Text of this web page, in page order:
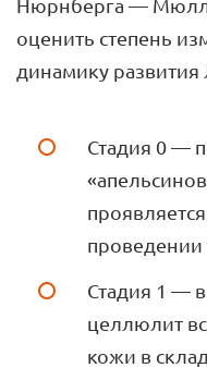
Нюрнберга —
оценить степень
динамику
Стадия 0 —
проведении
Стадия 1 —
целлюлит
кожи в